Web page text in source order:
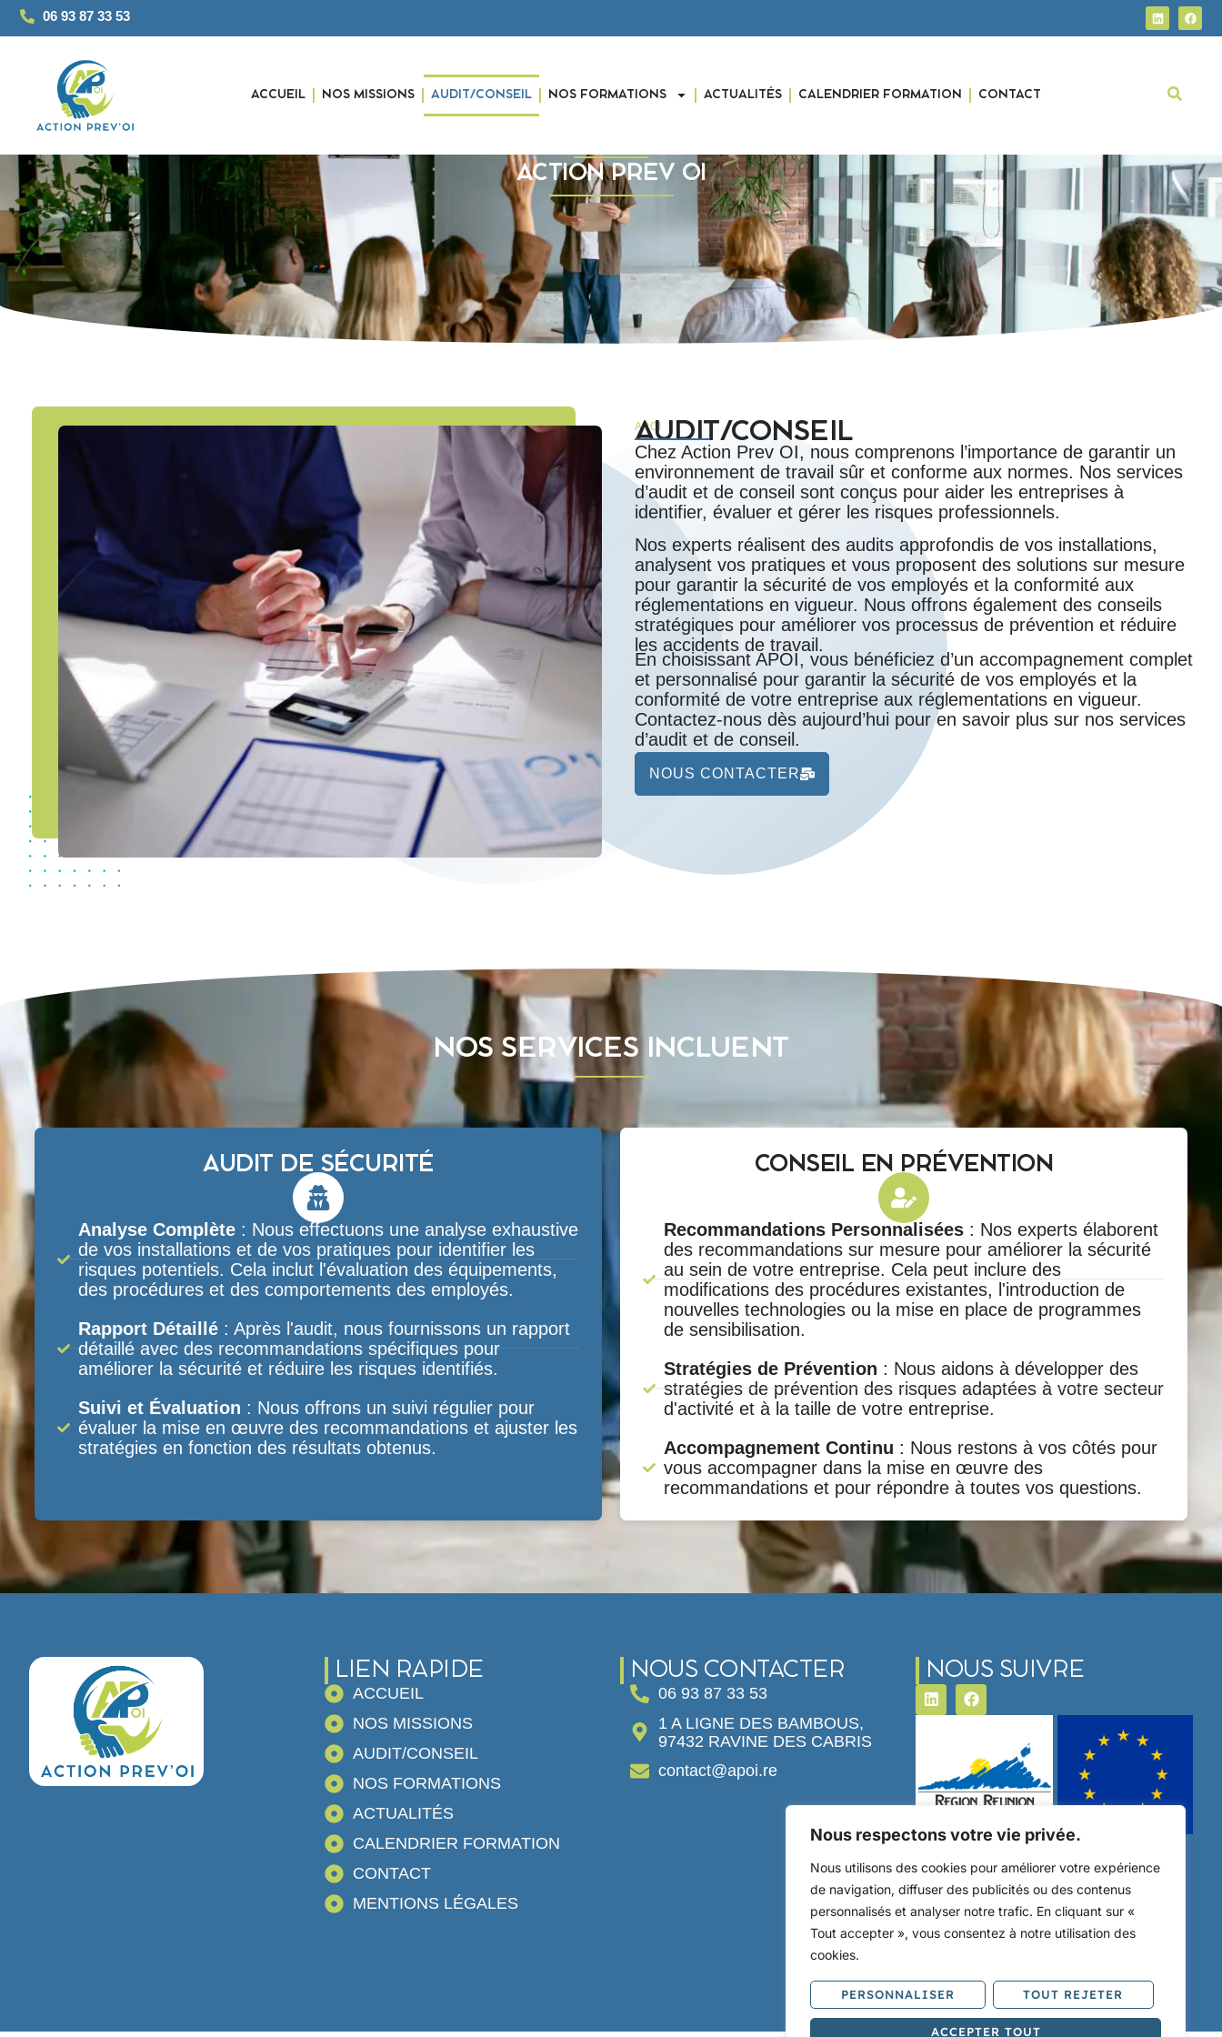
Nous respectons votre vie privée.
Nous utilisons des cookies pour améliorer votre expérience
de navigation, diffuser des publicités ou des contenus
personnalisés et analyser notre trafic. En cliquant sur «
Tout accepter », vous consentez à notre utilisation des
cookies.
PERSONNALISER TOUT REJETER
ACCEPTER TOUT
06 93 87 33 53
ACCUEIL NOS MISSIONS AUDIT/CONSEIL NOS FORMATIONS ACTUALITÉS CALENDRIER FORMATION CONTACT
ACTION PREV OI
APOI
AUDIT/CONSEIL
Chez Action Prev OI, nous comprenons l’importance de garantir un
environnement de travail sûr et conforme aux normes. Nos services
d’audit et de conseil sont conçus pour aider les entreprises à
identifier, évaluer et gérer les risques professionnels.
Nos experts réalisent des audits approfondis de vos installations,
analysent vos pratiques et vous proposent des solutions sur mesure
pour garantir la sécurité de vos employés et la conformité aux
réglementations en vigueur. Nous offrons également des conseils
stratégiques pour améliorer vos processus de prévention et réduire
les accidents de travail.
En choisissant APOI, vous bénéficiez d’un accompagnement complet
et personnalisé pour garantir la sécurité de vos employés et la
conformité de votre entreprise aux réglementations en vigueur.
Contactez-nous dès aujourd’hui pour en savoir plus sur nos services
d’audit et de conseil.
NOUS CONTACTER
NOS SERVICES INCLUENT
AUDIT DE SÉCURITÉ
Analyse Complète: Nous effectuons une analyse exhaustive
de vos installations et de vos pratiques pour identifier les
risques potentiels. Cela inclut l'évaluation des équipements,
des procédures et des comportements des employés.
Rapport Détaillé : Après l'audit, nous fournissons un rapport
détaillé avec des recommandations spécifiques pour
améliorer la sécurité et réduire les risques identifiés.
Suivi et Évaluation : Nous offrons un suivi régulier pour
évaluer la mise en œuvre des recommandations et ajuster les
stratégies en fonction des résultats obtenus.
CONSEIL EN PRÉVENTION
Recommandations Personnalisées: Nos experts élaborent
des recommandations sur mesure pour améliorer la sécurité
au sein de votre entreprise. Cela peut inclure des
modifications des procédures existantes, l'introduction de
nouvelles technologies ou la mise en place de programmes
de sensibilisation.
Stratégies de Prévention : Nous aidons à développer des
stratégies de prévention des risques adaptées à votre secteur
d'activité et à la taille de votre entreprise.
Accompagnement Continu : Nous restons à vos côtés pour
vous accompagner dans la mise en œuvre des
recommandations et pour répondre à toutes vos questions.
LIEN RAPIDE
ACCUEIL
NOS MISSIONS
AUDIT/CONSEIL
NOS FORMATIONS
ACTUALITÉS
CALENDRIER FORMATION
CONTACT
MENTIONS LÉGALES
NOUS CONTACTER
06 93 87 33 53
1 A LIGNE DES BAMBOUS,
97432 RAVINE DES CABRIS
contact@apoi.re
NOUS SUIVRE
Ce site a été financé par l’Union
Européenne dans le cadre du
programme FEDER-FSE+ Réunion dont
l’Autorité de gestion est la Région
Réunion. L’Europe s’engage à La
Réunion avec le fonds FEDER.